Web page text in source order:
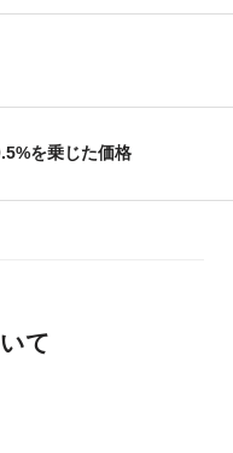
を乗じた価格
て